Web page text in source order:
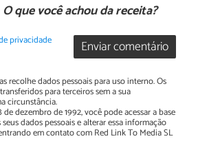
O que você achou da receita?
Enviar comentário
privacidade
recolhe dados pessoais para uso interno. Os
para terceiros sem a sua
circunstância.
dezembro de 1992, você pode acessar a base
dados pessoais e alterar essa informação
em contato com Red Link To Media SL